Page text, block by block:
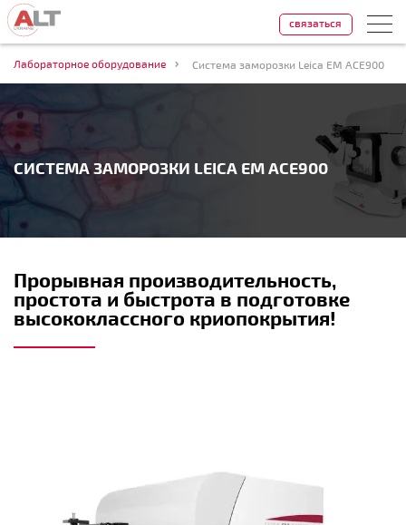
Лабораторное оборудование Система заморозки Leica EM ACE900
СИСТЕМА ЗАМОРОЗКИ LEICA EM ACE900
связаться
Прорывная производительность,
простота и быстрота в подготовке
высококлассного криопокрытия!